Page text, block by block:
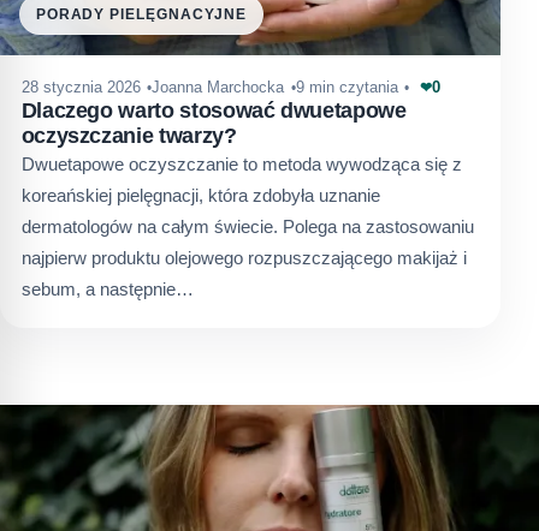
PORADY PIELĘGNACYJNE
28 stycznia 2026 Joanna Marchocka 9 min czytania ❤0
Dlaczego warto stosować dwuetapowe
oczyszczanie twarzy?
Dwuetapowe oczyszczanie to metoda wywodząca się z
koreańskiej pielęgnacji, która zdobyła uznanie
dermatologów na całym świecie. Polega na zastosowaniu
najpierw produktu olejowego rozpuszczającego makijaż i
sebum, a następnie…